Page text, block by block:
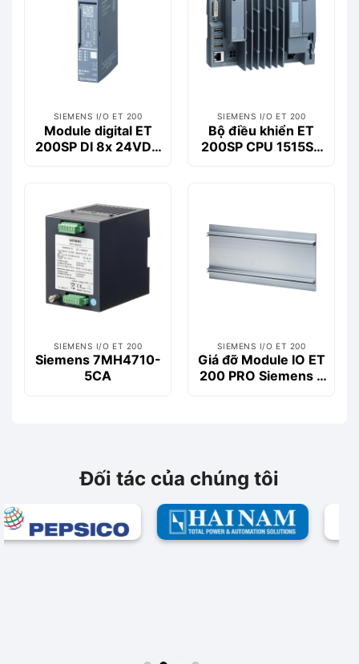
SIEMENS I/O ET 200
Module digital ET
200SP DI 8x 24VDC
SIEMENS I/O ET 200
Bộ điều khiển ET
200SP CPU 1515SP
SIEMENS I/O ET 200
Siemens 7MH4710-
5CA
SIEMENS I/O ET 200
Giá đỡ Module IO ET
200 PRO Siemens –
Đối tác của chúng tôi